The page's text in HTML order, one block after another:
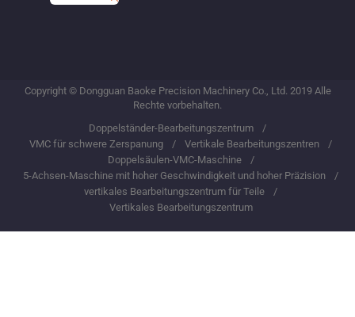
Copyright © Dongguan Baoke Precision Machinery Co., Ltd. 2019 Alle
Rechte vorbehalten.
Doppelständer-Bearbeitungszentrum
VMC für schwere Zerspanung
Vertikale Bearbeitungszentren
Doppelsäulen-VMC-Maschine
5-Achsen-Maschine mit hoher Geschwindigkeit und hoher Präzision
vertikales Bearbeitungszentrum für Teile
Vertikales Bearbeitungszentrum